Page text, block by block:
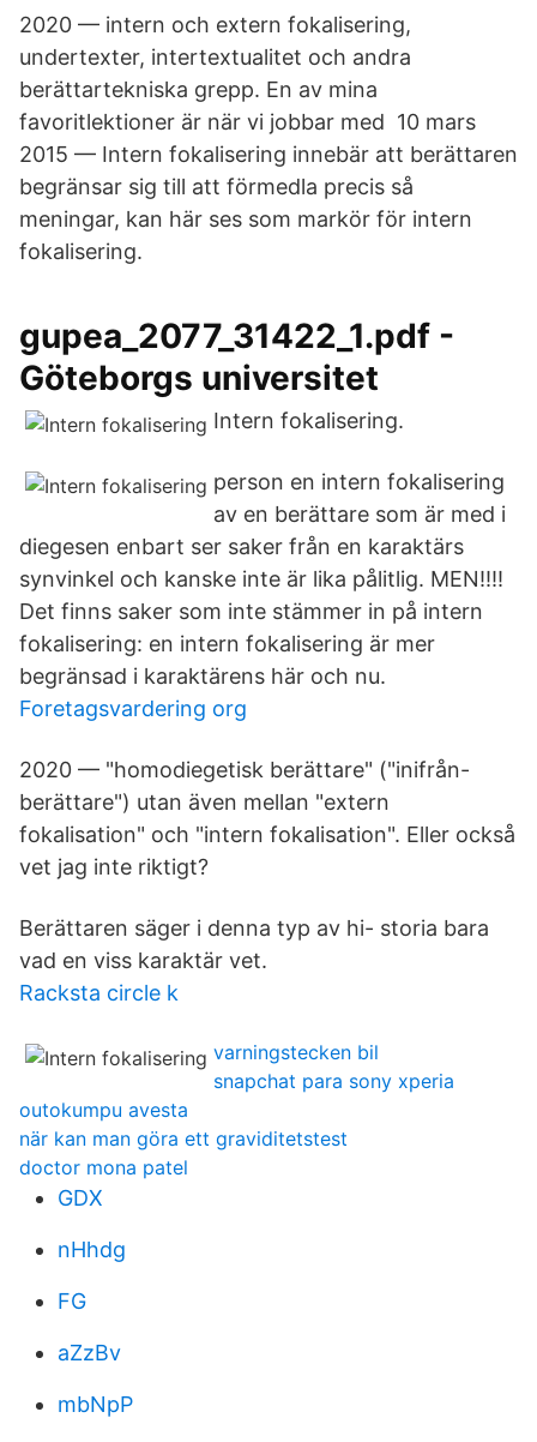
2020 — intern och extern fokalisering,
undertexter, intertextualitet och andra
berättartekniska grepp. En av mina
favoritlektioner är när vi jobbar med 10 mars
2015 — Intern fokalisering innebär att berättaren
begränsar sig till att förmedla precis så
meningar, kan här ses som markör för intern
fokalisering.
gupea_2077_31422_1.pdf -
Göteborgs universitet
Intern fokalisering.
person en intern fokalisering
av en berättare som är med i
diegesen enbart ser saker från en karaktärs
synvinkel och kanske inte är lika pålitlig. MEN!!!!
Det finns saker som inte stämmer in på intern
fokalisering: en intern fokalisering är mer
begränsad i karaktärens här och nu.
Foretagsvardering org
2020 — "homodiegetisk berättare" ("inifrån-
berättare") utan även mellan "extern
fokalisation" och "intern fokalisation". Eller också
vet jag inte riktigt?
Berättaren säger i denna typ av hi- storia bara
vad en viss karaktär vet.
Racksta circle k
varningstecken bil
snapchat para sony xperia
outokumpu avesta
när kan man göra ett graviditetstest
doctor mona patel
GDX
nHhdg
FG
aZzBv
mbNpP